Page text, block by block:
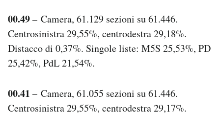
Area Personale
Newsletter
Notifiche mobile
Regala il Post
Esci
00.49– Camera, 61.129 sezioni su 61.446.
Centrosinistra 29,55%, centrodestra 29,18%.
Distacco di 0,37%. Singole liste: M5S 25,53%, PD
25,42%, PdL 21,54%.
00.41 – Camera, 61.055 sezioni su 61.446.
Centrosinistra 29,55%, centrodestra 29,17%.